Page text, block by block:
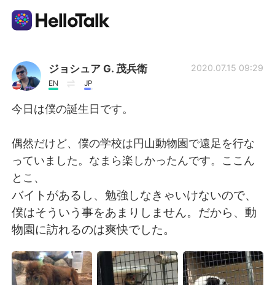
Language Exchange App
AI Grammar Checker
简体中文
Español العربية
日本語 한국어
ジョシュア G. 茂兵衛
EN JP
2020.07.15 09:29
今日は僕の誕生日です。
偶然だけど、僕の学校は円山動物園で遠足を行な
っていました。なまら楽しかったんです。ここん
とこ、
バイトがあるし、勉強しなきゃいけないので、
僕はそういう事をあまりしません。だから、動
物園に訪れるのは爽快でした。